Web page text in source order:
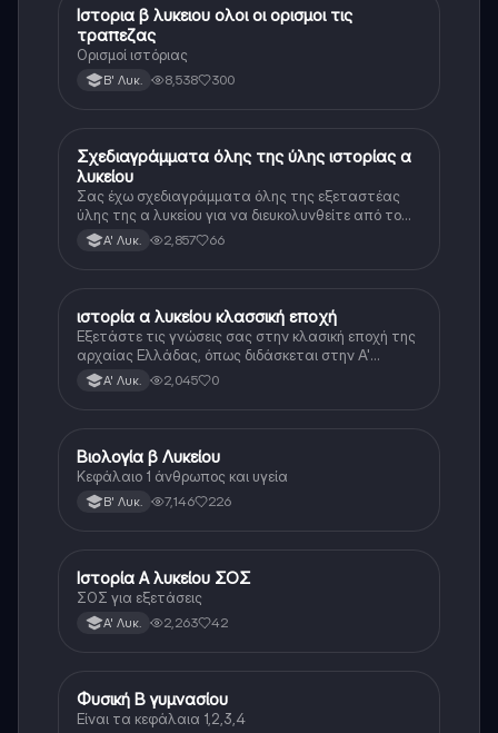
Ιστορία
Ιστορια β λυκειου ολοι οι ορισμοι τις
τραπεζας
Ορισμοί ιστόριας
Β' Λυκ. 8,538 300
Ιστορία
Σχεδιαγράμματα όλης της ύλης ιστορίας α
λυκείου
Σας έχω σχεδιαγράμματα όλης της εξεταστέας
ύλης της α λυκείου για να διευκολυνθείτε από το
τεράστιο βάρος του βιβλίου
Α' Λυκ. 2,857 66
Ιστορία
ιστορία α λυκείου κλασσική εποχή
Εξετάστε τις γνώσεις σας στην κλασική εποχή της
αρχαίας Ελλάδας, όπως διδάσκεται στην Α'
Λυκείου.
Α' Λυκ. 2,045 0
Βιολογία
Βιολογία β Λυκείου
Κεφάλαιο 1 άνθρωπος και υγεία
Β' Λυκ. 7,146 226
Ιστορία
Ιστορία Α λυκείου ΣΟΣ
ΣΟΣ για εξετάσεις
Α' Λυκ. 2,263 42
Φυσική
Φυσική Β γυμνασίου
Είναι τα κεφάλαια 1,2,3,4